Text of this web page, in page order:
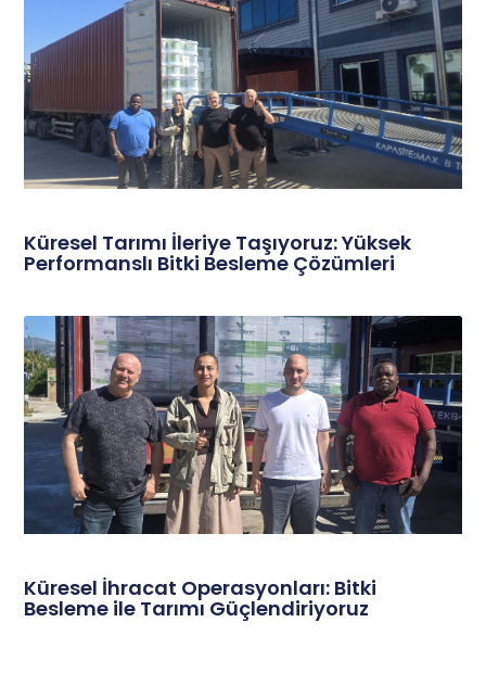
Küresel Tarımı İleriye Taşıyoruz: Yüksek
Performanslı Bitki Besleme Çözümleri
Küresel İhracat Operasyonları: Bitki
Besleme ile Tarımı Güçlendiriyoruz